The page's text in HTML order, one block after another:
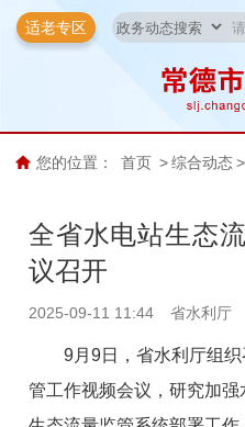
适老专区
您的位置： 首页 > 综合动态 >
全省水电站生态
议召开
2025-09-11 11:44 省水利厅
9月9日，省水利厅组
管工作视频会议，研究加